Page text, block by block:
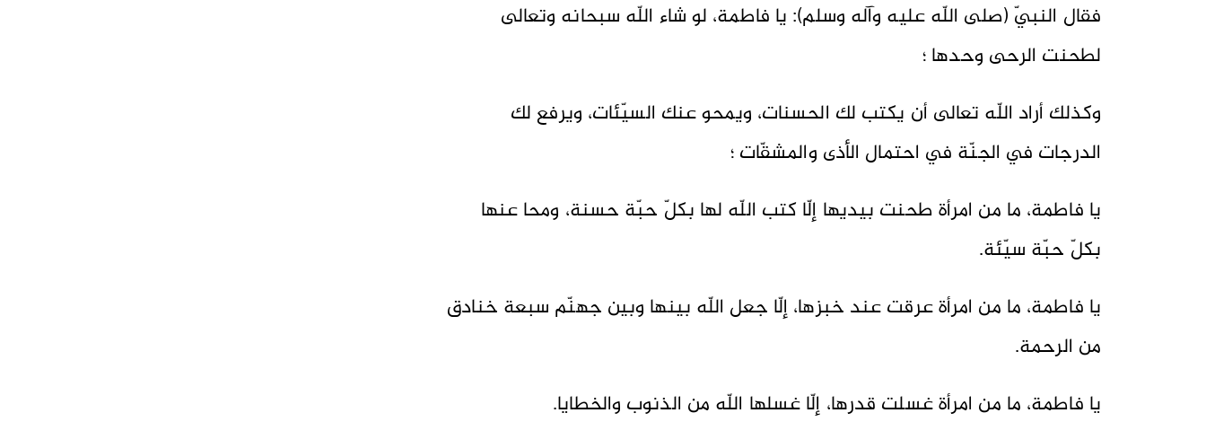
فقال النبيّ (صلى اللّه عليه وآله وسلم): يا فاطمة، لو شاء اللّه سبحانه وتعالى
لطحنت الرحى وحدها ؛
وكذلك أراد اللّه تعالى أن يكتب لك الحسنات، ويمحو عنك السيّئات، ويرفع لك
الدرجات في الجنّة في احتمال الأذى والمشقّات ؛
يا فاطمة، ما من امرأة طحنت بيديها إلّا كتب اللّه لها بكلّ حبّة حسنة، ومحا عنها
بكلّ حبّة سيّئة.
يا فاطمة، ما من امرأة عرقت عند خبزها، إلّا جعل اللّه بينها وبين جهنّم سبعة خنادق
من الرحمة.
يا فاطمة، ما من امرأة غسلت قدرها، إلّا غسلها اللّه من الذنوب والخطايا.